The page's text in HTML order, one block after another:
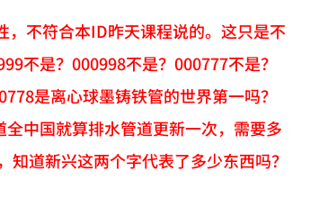
不符合本ID昨天课程说的。这只是不
不是？000998不是？000777不是？
是离心球墨铸铁管的世界第一吗？
中国就算排水管道更新一次，需要多
道新兴这两个字代表了多少东西吗？